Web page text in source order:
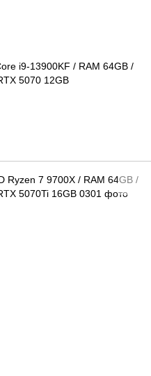
i9-13900KF / RAM 64GB /
5070 12GB